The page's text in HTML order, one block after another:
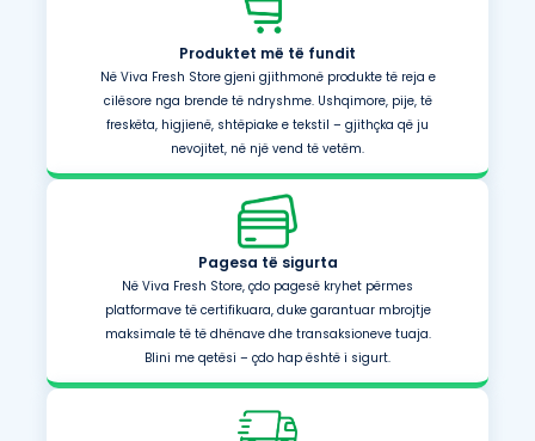
Produktet më të fundit
Në Viva Fresh Store gjeni gjithmonë produkte të reja e
cilësore nga brende të ndryshme. Ushqimore, pije, të
freskëta, higjienë, shtëpiake e tekstil – gjithçka që ju
nevojitet, në një vend të vetëm.
Pagesa të sigurta
Në Viva Fresh Store, çdo pagesë kryhet përmes
platformave të certifikuara, duke garantuar mbrojtje
maksimale të të dhënave dhe transaksioneve tuaja.
Blini me qetësi – çdo hap është i sigurt.